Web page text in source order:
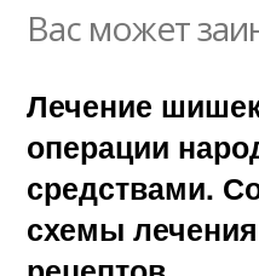
Вас может
Лечение
операции
средствами.
схемы